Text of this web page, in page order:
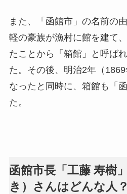
また、「函館市」の名前の
軽の豪族が漁村に館を建て
たことから「箱館」と呼ば
た。その後、明治2年（
なったと同時に、箱館も「
た。
函館市長「工藤 寿樹
き）さんはどんな人？